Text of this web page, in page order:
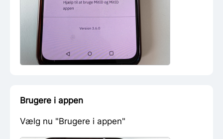
Brugere i appen
Vælg nu "Brugere i appen"